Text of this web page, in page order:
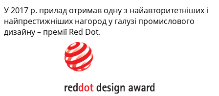
У 2017 р. прилад отримав одну з найавторитетніших і
найпрестижніших нагород у галузі промислового
дизайну – премії Red Dot.